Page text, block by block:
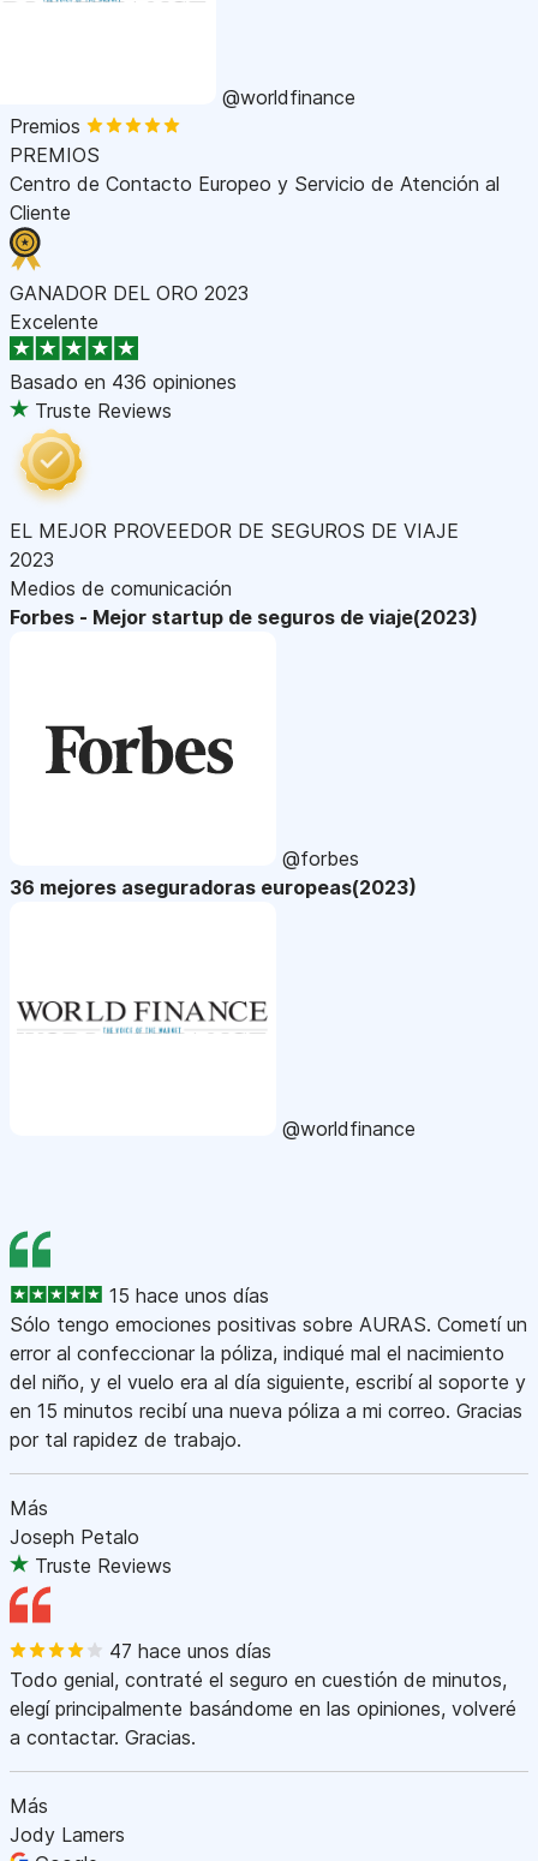
@worldfinance
Premios
PREMIOS
Centro de Contacto Europeo y Servicio de Atención al
Cliente
GANADOR DEL ORO 2023
Excelente
Basado en 436 opiniones
Truste Reviews
EL MEJOR PROVEEDOR DE SEGUROS DE VIAJE
2023
Medios de comunicación
Forbes - Mejor startup de seguros de viaje(2023)
@forbes
36 mejores aseguradoras europeas(2023)
@worldfinance
15 hace unos días
Sólo tengo emociones positivas sobre AURAS. Cometí un
error al confeccionar la póliza, indiqué mal el nacimiento
del niño, y el vuelo era al día siguiente, escribí al soporte y
en 15 minutos recibí una nueva póliza a mi correo. Gracias
por tal rapidez de trabajo.
Más
Joseph Petalo
Truste Reviews
47 hace unos días
Todo genial, contraté el seguro en cuestión de minutos,
elegí principalmente basándome en las opiniones, volveré
a contactar. Gracias.
Más
Jody Lamers